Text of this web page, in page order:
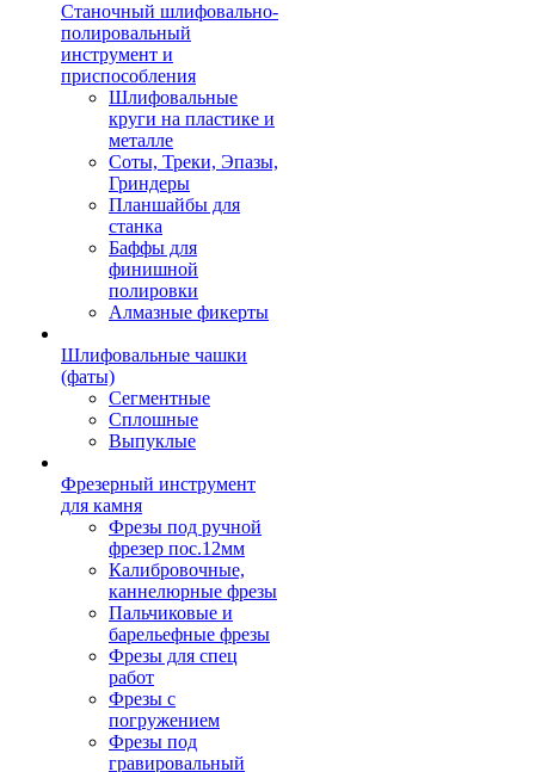
Станочный шлифовально-
полировальный
инструмент и
приспособления
Шлифовальные
круги на пластике и
металле
Соты, Треки, Эпазы,
Гриндеры
Планшайбы для
станка
Баффы для
финишной
полировки
Алмазные фикерты
Шлифовальные чашки
(фаты)
Сегментные
Сплошные
Выпуклые
Фрезерный инструмент
для камня
Фрезы под ручной
фрезер пос.12мм
Калибровочные,
каннелюрные фрезы
Пальчиковые и
барельефные фрезы
Фрезы для спец
работ
Фрезы с
погружением
Фрезы под
гравировальный